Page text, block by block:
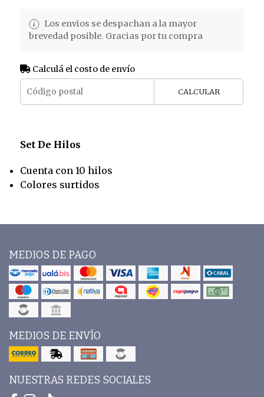
Los envios se despachan a la mayor
brevedad posible. Gracias por tu compra
Calculá el costo de envío
CALCULAR
Set De Hilos
Cuenta con 10 hilos
Colores surtidos
MEDIOS DE PAGO
MEDIOS DE ENVÍO
NUESTRAS REDES SOCIALES